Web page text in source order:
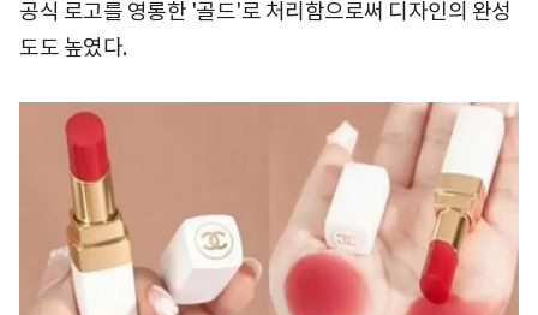
공식 로고를 영롱한 '골드'로 처리함으로써 디자인의 완성
도도 높였다.